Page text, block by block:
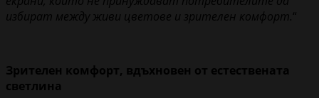
избират между живи цветове и зрителен комфорт.“
Зрителен комфорт, вдъхновен от естествената
светлина